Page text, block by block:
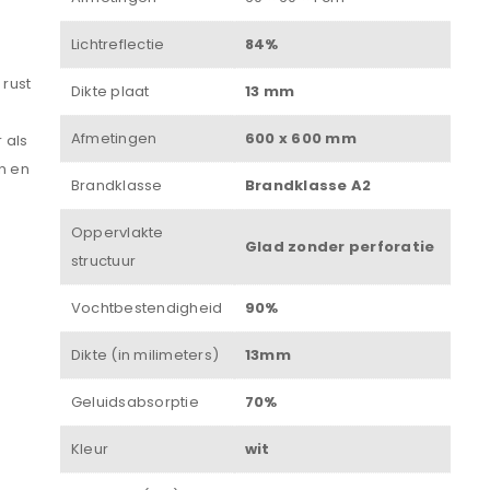
Wachtwoord*
Onthouden
INLOGGEN
JE WACHTWOORD VERGETEN?
als
en
Lichtreflectie 84%
Dikte plaat 13 mm
Afmetingen 600 x 600 mm
Brandklasse Brandklasse A2
Oppervlakte
structuur
Glad zonder perforatie
Vochtbestendigheid 90%
Dikte (in milimeters) 13mm
Geluidsabsorptie 70%
Kleur wit